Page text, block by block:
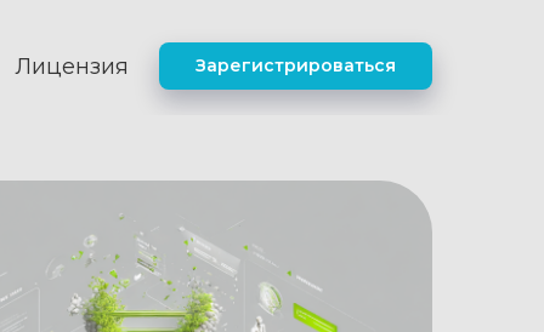
Лицензия Зарегистрироваться